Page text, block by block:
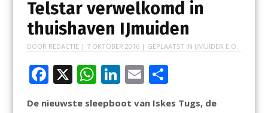
Telstar verwelkomd in
thuishaven IJmuiden
DOOR REDACTIE | 7 OKTOBER 2016| GEPLAATST IN IJMUIDEN E.O.
F
ac
X W Li E
m
D
De nieuwste sleepboot van Iskes Tugs, de